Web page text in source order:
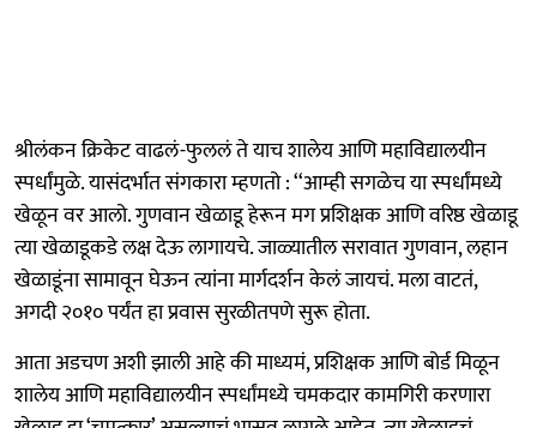
श्रीलंकन क्रिकेट वाढलं-फुललं ते याच शालेय आणि महाविद्यालयीन
स्पर्धांमुळे. यासंदर्भात संगकारा म्हणतो : ‘‘आम्ही सगळेच या स्पर्धांमध्ये
खेळून वर आलो. गुणवान खेळाडू हेरून मग प्रशिक्षक आणि वरिष्ठ खेळाडू
त्या खेळाडूकडे लक्ष देऊ लागायचे. जाळ्यातील सरावात गुणवान, लहान
खेळाडूंना सामावून घेऊन त्यांना मार्गदर्शन केलं जायचं. मला वाटतं,
अगदी २०१० पर्यंत हा प्रवास सुरळीतपणे सुरू होता.
आता अडचण अशी झाली आहे की माध्यमं, प्रशिक्षक आणि बोर्ड मिळून
शालेय आणि महाविद्यालयीन स्पर्धांमध्ये चमकदार कामगिरी करणारा